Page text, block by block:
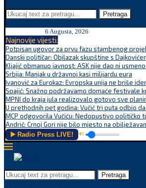
Pretraga
6 Augusta, 2026
Najnovije vijesti:
Potpisan ugovor za prvu fazu stambenog
Danski političar: Obilazak skupštine s
Kljajić obmanuo javnost: ASK nije dao ni
Srbija: Manjak u državnoj kasi milijardu eura
Ivanović za Eurokaz: Evropska unija ne briše
Spajić: Snažno podržavamo domaće festivale
MPNI do kraja jula realizovalo gotovo sve
U prethodnih pet godina: Vučić tri puta odbio
MCP odgovorila Vučiću: Nedopustivo političko
Andrić: Crnoj Gori nije bilo mjesto na
▶️ Radio Press LIVE! 🔊
Pretraga